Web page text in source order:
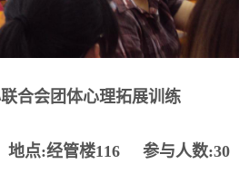
合会团体心理拓展训练
地点:经管楼116 参与人数:30